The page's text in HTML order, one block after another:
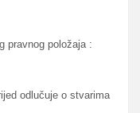
pravnog položaja :
odlučuje o stvarima